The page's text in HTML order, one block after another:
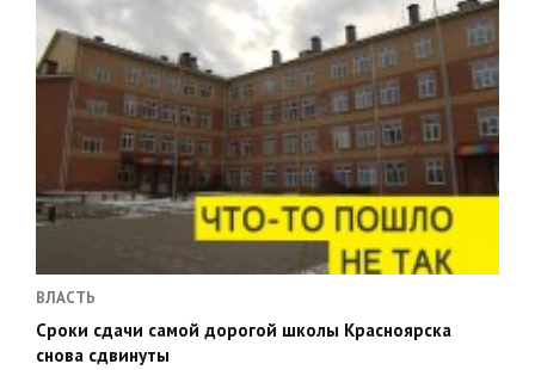
ВЛАСТЬ
Сроки сдачи самой дорогой школы Красноярска
снова сдвинуты